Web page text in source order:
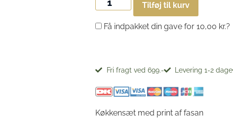
Tilføj til kurv
Få indpakket din gave for 10,00 kr.?
Fri fragt ved 699.- Levering 1-2 dage
Køkkensæt med print af fasan